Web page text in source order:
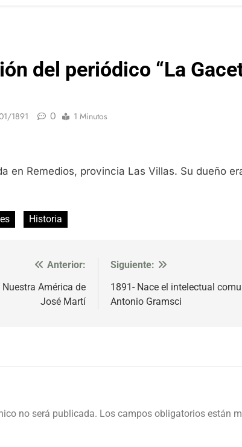
del periódico “La
1891 0 1 Minutos
en Remedios, provincia Las Villas. Su dueño
Historia
Anterior:
América de
José Martí
Siguiente:
1891- Nace el intelectual
Antonio Gramsci
no será publicada. Los campos obligatorios están